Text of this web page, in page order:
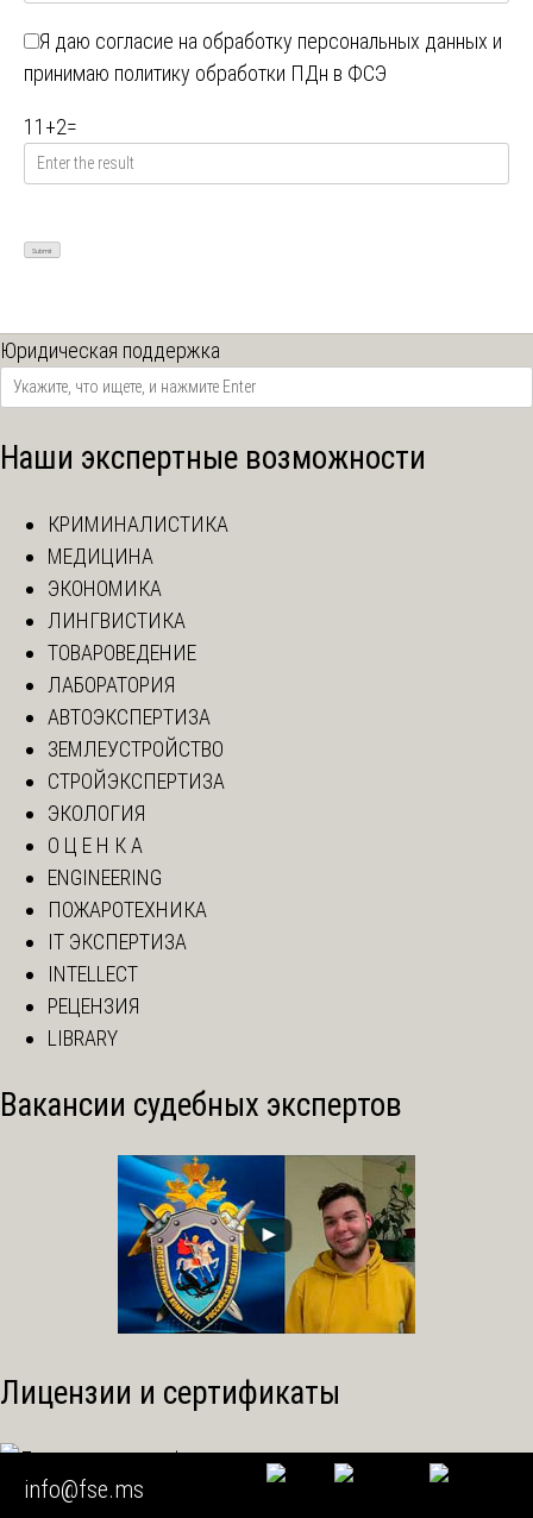
Я даю согласие на обработку персональных данных и
принимаю политику обработки ПДн в ФСЭ
11 +2=
Юридическая поддержка
Наши экспертные возможности
КРИМИНАЛИСТИКА
МЕДИЦИНА
ЭКОНОМИКА
ЛИНГВИСТИКА
ТОВАРОВЕДЕНИЕ
ЛАБОРАТОРИЯ
АВТОЭКСПЕРТИЗА
ЗЕМЛЕУСТРОЙСТВО
СТРОЙЭКСПЕРТИЗА
ЭКОЛОГИЯ
О Ц Е Н К А
ENGINEERING
ПОЖАРОТЕХНИКА
IT ЭКСПЕРТИЗА
INTELLECT
РЕЦЕНЗИЯ
LIBRARY
Вакансии судебных экспертов
Лицензии и сертификаты
все лицензии →
info@fse.ms